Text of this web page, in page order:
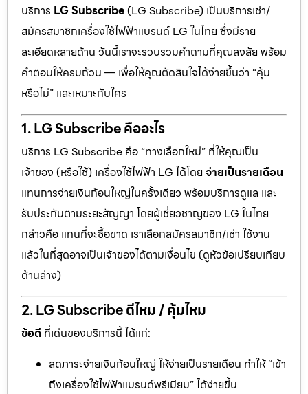
บริการ LG Subscribe(LG Subscribe) เป็นบริการเช่า/
สมัครสมาชิกเครื่องใช้ไฟฟ้าแบรนด์ LG ในไทย ซึ่งมีราย
ละเอียดหลายด้าน วันนี้เราจะรวบรวมคำถามที่คุณสงสัย พร้อม
คำตอบให้ครบถ้วน — เพื่อให้คุณตัดสินใจได้ง่ายขึ้นว่า “คุ้ม
หรือไม่” และเหมาะกับใคร
1. LG Subscribe คืออะไร
บริการ LG Subscribe คือ “ทางเลือกใหม่” ที่ให้คุณเป็น
เจ้าของ (หรือใช้) เครื่องใช้ไฟฟ้า LG ได้โดย จ่ายเป็นรายเดือน
แทนการจ่ายเงินก้อนใหญ่ในครั้งเดียว พร้อมบริการดูแล และ
รับประกันตามระยะสัญญา โดยผู้เชี่ยวชาญของ LG ในไทย
กล่าวคือ แทนที่จะซื้อขาด เราเลือกสมัครสมาชิก/เช่า ใช้งาน
แล้วในที่สุดอาจเป็นเจ้าของได้ตามเงื่อนไข (ดูหัวข้อเปรียบเทียบ
ด้านล่าง)
2. LG Subscribe ดีไหม / คุ้มไหม
ข้อดี ที่เด่นของบริการนี้ ได้แก่:
ลดภาระจ่ายเงินก้อนใหญ่ ให้จ่ายเป็นรายเดือน ทำให้ “เข้า
ถึงเครื่องใช้ไฟฟ้าแบรนด์พรีเมียม” ได้ง่ายขึ้น